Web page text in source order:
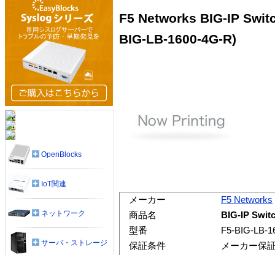
F5 Networks BIG-IP
BIG-LB-1600-4G-R)
メーカー
F5 Networks
商品名
BIG-IP
型番
F5-BIG-LB-
保証条件
メーカー保
OpenBlocks
IoT関連
ネットワーク
サーバ・ストレージ